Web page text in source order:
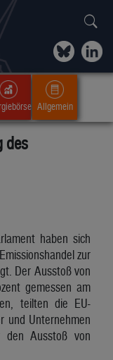
Allgemein
des
haben sich
zur
Der Ausstoß von
gemessen am
teilten die EU-
und Unternehmen
Ausstoß von